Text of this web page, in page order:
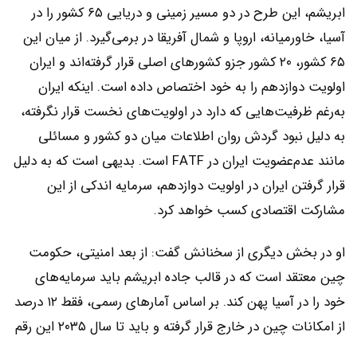
ابریشم، این طرح در دو مسیر زمینی و دریایی ۶۵ کشور را در
آسیا، خاورمیانه، اروپا و شمال آفریقا در بر‌‌‌می‌گیرد. از میان این
۶۵ کشور، ۲۰ کشور جزو کشورهای اصلی قرار گرفته‌‌‌اند و ایران
اولویت دوازدهم را به خود اختصاص داده است. اینکه ایران
به‌‌‌رغم ظرفیت‌‌‌هایی که دارد در اولویت‌‌‌های نخست قرار نگرفته،
به دلیل نبود گردش روان اطلاعات میان دو کشور و مسائلی
مانند عدم‌عضویت ایران در FATF است. بدیهی است که به دلیل
قرار گرفتن ایران در اولویت دوازدهم، سرمایه اندکی از این
مشارکت اقتصادی کسب خواهد کرد.
او در بخش دیگری از سخنانش گفت: از بعد امنیتی، حکومت
چین معتقد است که در قالب جاده ابریشم باید سرمایه‌‌‌های
خود را در ‌‌‌آسیا پهن کند. بر اساس آمارهای رسمی، فقط ۱۲ درصد
از امکانات چین در خارج قرار گرفته و باید تا سال ۲۰۳۵ این رقم